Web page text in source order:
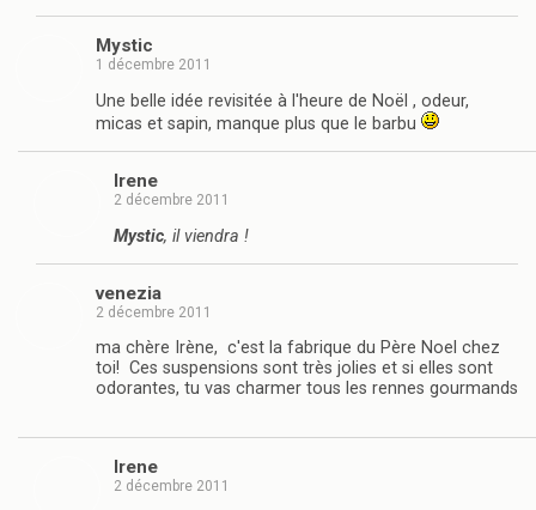
Mystic
1 décembre 2011
Une belle idée revisitée à l'heure de Noël , odeur,
micas et sapin, manque plus que le barbu
Irene
2 décembre 2011
Mystic, il viendra !
venezia
2 décembre 2011
ma chère Irène, c'est la fabrique du Père Noel chez
toi! Ces suspensions sont très jolies et si elles sont
odorantes, tu vas charmer tous les rennes gourmands
Irene
2 décembre 2011